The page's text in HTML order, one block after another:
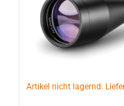
Artikel nicht lagernd.